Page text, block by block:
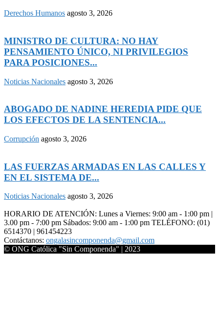
Derechos Humanos agosto 3, 2026
MINISTRO DE CULTURA: NO HAY
PENSAMIENTO ÚNICO, NI PRIVILEGIOS
PARA POSICIONES...
Noticias Nacionales agosto 3, 2026
ABOGADO DE NADINE HEREDIA PIDE QUE
LOS EFECTOS DE LA SENTENCIA...
Corrupción agosto 3, 2026
LAS FUERZAS ARMADAS EN LAS CALLES Y
EN EL SISTEMA DE...
Noticias Nacionales agosto 3, 2026
HORARIO DE ATENCIÓN: Lunes a Viernes: 9:00 am - 1:00 pm |
3.00 pm - 7:00 pm Sábados: 9:00 am - 1:00 pm TELÉFONO: (01)
6514370 | 961454223
Contáctanos: ongalasincomponenda@gmail.com
© ONG Católica "Sin Componenda" | 2023